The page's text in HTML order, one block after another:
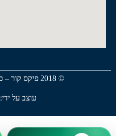
© 2018 פיקס קור – כל הזכויות שמורות
עוצב על ידי:CoolSeo